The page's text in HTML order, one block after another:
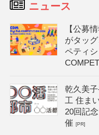
ニュース
【公募
がタッ
ペティ
乾久美
工 住ま
20回記
催[PR]